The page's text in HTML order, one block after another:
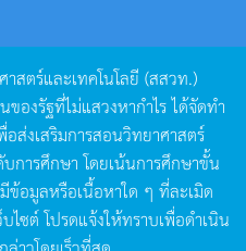
สตร์และเทคโนโลยี (สสวท.)
ของรัฐที่ไม่แสวงหากำไรได้จัดทำ
อส่งเสริมการสอนวิทยาศาสตร์
การศึกษา โดยเน้นการศึกษาขั้น
อมูลหรือเนื้อหาใด ๆ ที่ละเมิด
ไซต์โปรดแจ้งให้ทราบเพื่อดำเนิน